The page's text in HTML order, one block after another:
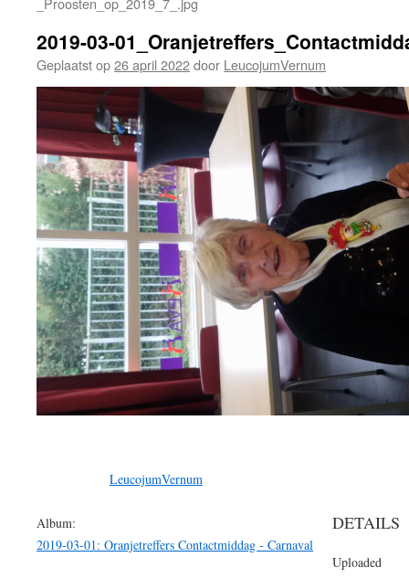
2019-03-
Geplaatst op26 april 2022door LeucojumVernum
LeucojumVernum
Album:
2019-03-01: Oranjetreffers Contactmiddag - Carnaval
DETAILS
Uploaded